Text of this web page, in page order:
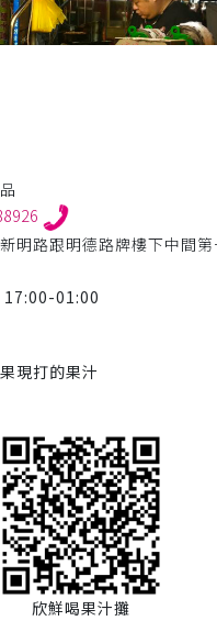
明路跟明德路牌樓下中間第
17:00-01:00
現打的果汁
欣鮮喝果汁攤